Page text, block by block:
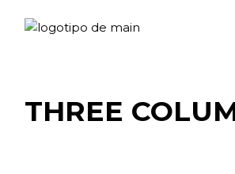
THREE